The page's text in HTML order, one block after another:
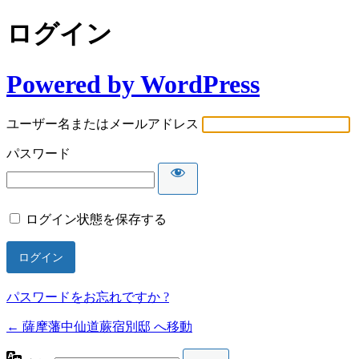
ログイン
Powered by WordPress
ユーザー名またはメールアドレス
パスワード
ログイン状態を保存する
パスワードをお忘れですか ?
← 薩摩藩中仙道蕨宿別邸 へ移動